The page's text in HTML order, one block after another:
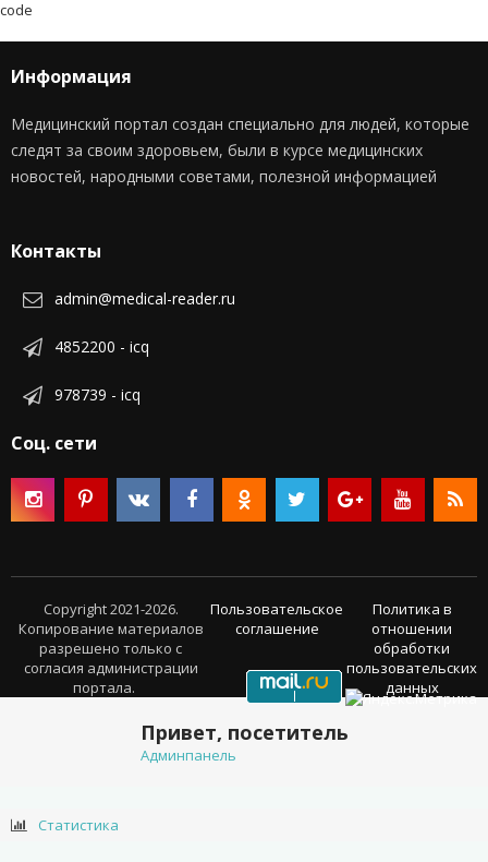
code
Информация
Медицинский портал создан специально для людей, которые
следят за своим здоровьем, были в курсе медицинских
новостей, народными советами, полезной информацией
Контакты
admin@medical-reader.ru
4852200 - icq
978739 - icq
Соц. сети
Copyright 2021-2026.
Копирование материалов
разрешено только с
согласия администрации
портала.
Пользовательское
соглашение
Политика в
отношении
обработки
пользовательских
данных
Привет, посетитель
Админпанель
Статистика